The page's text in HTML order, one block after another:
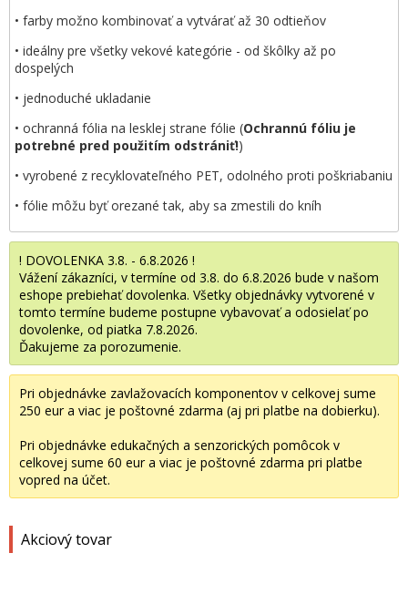
! DOVOLENKA 3.8. - 6.8.2026 !
Vážení zákazníci, v termíne od 3.8. do 6.8.2026 bude v našom
eshope prebiehať dovolenka. Všetky objednávky vytvorené v
tomto termíne budeme postupne vybavovať a odosielať po
dovolenke, od piatka 7.8.2026.
Ďakujeme za porozumenie.
Pri objednávke zavlažovacích komponentov v celkovej sume
250 eur a viac je poštovné zdarma (aj pri platbe na dobierku).
Pri objednávke edukačných a senzorických pomôcok v
celkovej sume 60 eur a viac je poštovné zdarma pri platbe
vopred na účet.
Akciový tovar
• farby možno kombinovať a vytvárať až 30 odtieňov
• ideálny pre všetky vekové kategórie - od škôlky až po
dospelých
• jednoduché ukladanie
• ochranná fólia na lesklej strane fólie (Ochrannú fóliu je
potrebné pred použitím odstrániť!)
• vyrobené z recyklovateľného PET, odolného proti poškriabaniu
• fólie môžu byť orezané tak, aby sa zmestili do kníh